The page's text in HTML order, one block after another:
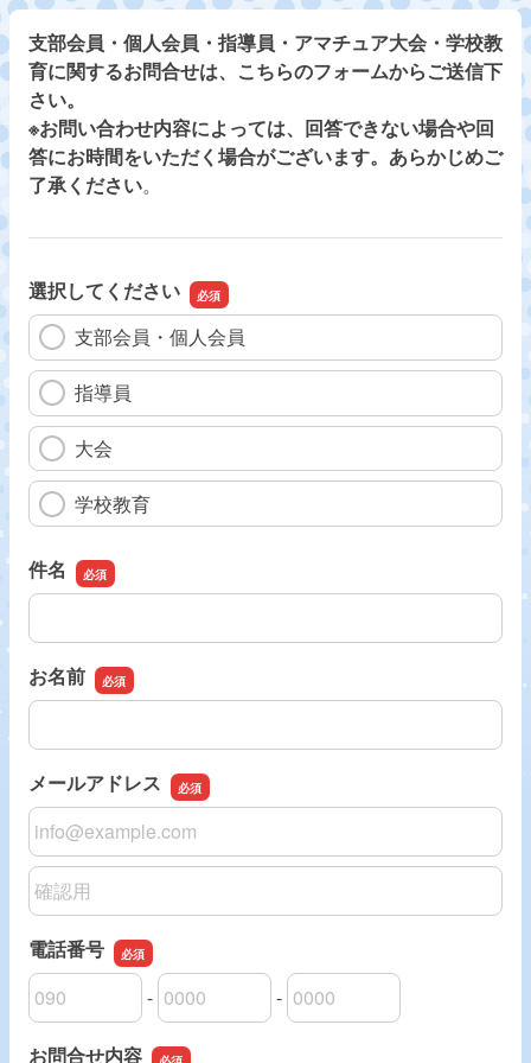
支部会員・個人会員・指導員・アマチュア大会・学校教
育に関するお問合せは、こちらのフォームからご送信下
さい。
※お問い合わせ内容によっては、回答できない場合や回
答にお時間をいただく場合がございます。あらかじめご
了承ください。
選択してください
支部会員・個人会員
指導員
大会
学校教育
件名
件名
お名前
お名前
メールアドレス
メールアドレス
メールアドレスの確認用
電話番号
電話番号の市外局番
-
電話番号の市内局番 -
電話番号の加入者番号
お問合せ内容